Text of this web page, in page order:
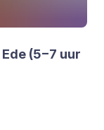
Ede (5−7 uur